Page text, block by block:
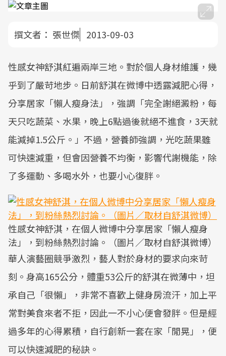
撰文者： 張世傑 2013-09-03
性感女神舒淇紅遍兩岸三地。對於個人身材維護，幾
乎到了嚴苛地步。日前舒淇在微博中透露減肥心得，
分享居家「懶人瘦身法」，強調「完全謝絕澱粉，每
天只吃蔬菜、水果，晚上6點過後就絕不進食，3天就
能減掉1.5公斤。」不過，營養師強調，光吃蔬果雖
可快速減重，但會因營養不均衡，影響代謝機能，除
了多運動、多喝水外，也要小心復胖。
性感女神舒淇，在個人微博中分享居家「懶人瘦身
法」，到粉絲熱烈討論。（圖片／取材自舒淇微博）
華人演藝圈競爭激烈，藝人對於身材的要求向來苛
刻。身高165公分，體重53公斤的舒淇在微薄中，坦
承自己「很懶」，非常不喜歡上健身房流汗，加上平
常對美食來者不拒，因此一不小心便會發胖。但是經
過多年的心得累積，自行創新一套在家「閒晃」，便
可以快速減肥的秘訣。